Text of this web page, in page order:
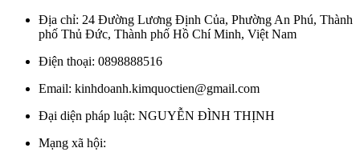
Địa chỉ: 24 Đường Lương Định Của, Phường An Phú, Thành
phố Thủ Đức, Thành phố Hồ Chí Minh, Việt Nam
Điện thoại: 0898888516
Email: kinhdoanh.kimquoctien@gmail.com
Đại diện pháp luật: NGUYỄN ĐÌNH THỊNH
Mạng xã hội: